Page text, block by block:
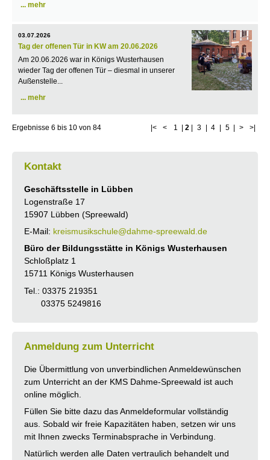
mehr
03.07.2026
Tag der offenen Tür in KW am 20.06.2026
Am 20.06.2026 war in Königs Wusterhausen
wieder Tag der offenen Tür – diesmal in unserer
Außenstelle...
mehr
Ergebnisse 6 bis 10 von 84 |< < 1 |2 3 4 5 > >|
Kontakt
Geschäftsstelle in Lübben
Logenstraße 17
15907 Lübben (Spreewald)
E-Mail: kreismusikschule@dahme-spreewald.de
Büro der Bildungsstätte in Königs Wusterhausen
Schloßplatz 1
15711 Königs Wusterhausen
Tel.: 03375 219351
03375 5249816
Anmeldung zum Unterricht
Die Übermittlung von unverbindlichen Anmeldewünschen
zum Unterricht an der KMS Dahme-Spreewald ist auch
online möglich.
Füllen Sie bitte dazu das Anmeldeformular vollständig
aus. Sobald wir freie Kapazitäten haben, setzen wir uns
mit Ihnen zwecks Terminabsprache in Verbindung.
Natürlich werden alle Daten vertraulich behandelt und